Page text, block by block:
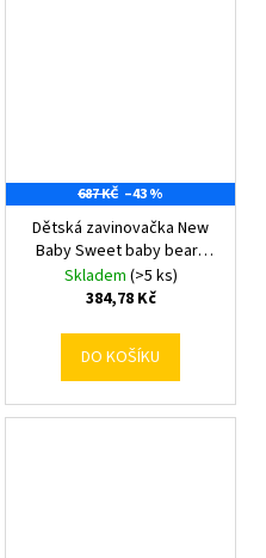
687 KČ –43 %
Dětská zavinovačka New
Baby Sweet baby bears
80x80 cm
Skladem (>5 ks)
384,78 Kč
DO KOŠÍKU